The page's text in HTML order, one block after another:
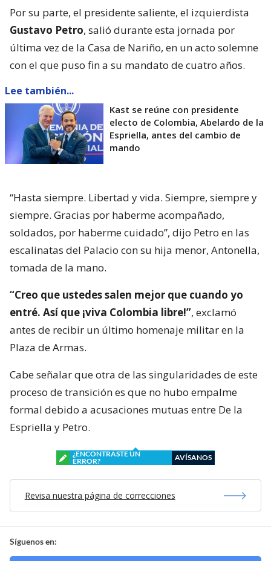
Por su parte, el presidente saliente, el izquierdista
Gustavo Petro, salió durante esta jornada por
última vez de la Casa de Nariño, en un acto solemne
con el que puso fin a su mandato de cuatro años.
Lee también...
Kast se reúne con presidente
electo de Colombia, Abelardo de la
Espriella, antes del cambio de
mando
“Hasta siempre. Libertad y vida. Siempre, siempre y
siempre. Gracias por haberme acompañado,
soldados, por haberme cuidado”, dijo Petro en las
escalinatas del Palacio con su hija menor, Antonella,
tomada de la mano.
“Creo que ustedes salen mejor que cuando yo
entré. Así que ¡viva Colombia libre!”, exclamó
antes de recibir un último homenaje militar en la
Plaza de Armas.
Cabe señalar que otra de las singularidades de este
proceso de transición es que no hubo empalme
formal debido a acusaciones mutuas entre De la
Espriella y Petro.
¿ENCONTRASTE UN
ERROR?
AVÍSANOS
Revisa nuestra página de correcciones
Síguenos en: